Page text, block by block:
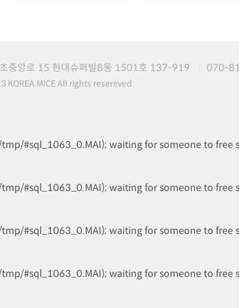
중앙로 15 현대슈퍼빌B동 1501호 137-919 070-
KOREA MICE All rights resereved
#sql_1063_0.MAI); waiting for someone to free
#sql_1063_0.MAI); waiting for someone to free
#sql_1063_0.MAI); waiting for someone to free
#sql_1063_0.MAI); waiting for someone to free